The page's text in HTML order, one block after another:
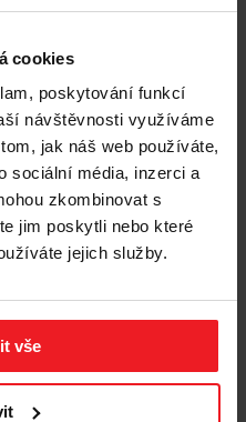
cookies
poskytování funkcí
návštěvnosti využíváme
jak náš web používáte,
sociální média, inzerci a
zkombinovat s
jim poskytli nebo které
jejich služby.
vše